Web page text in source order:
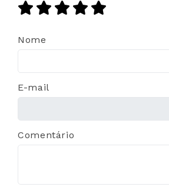
Nome
E-mail
Comentário